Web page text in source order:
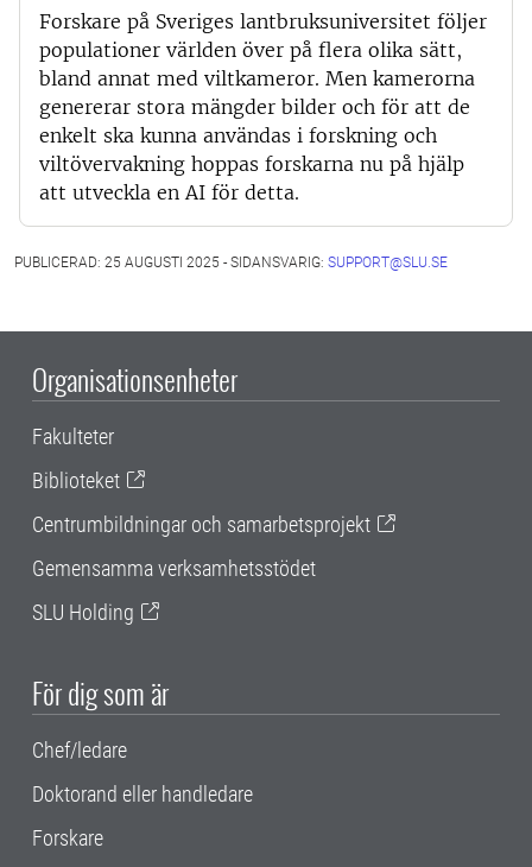
Forskare på Sveriges lantbruksuniversitet följer
populationer världen över på flera olika sätt,
bland annat med viltkameror. Men kamerorna
genererar stora mängder bilder och för att de
enkelt ska kunna användas i forskning och
viltövervakning hoppas forskarna nu på hjälp
att utveckla en AI för detta.
PUBLICERAD: 25 AUGUSTI 2025 - SIDANSVARIG: SUPPORT@SLU.SE
Organisationsenheter
Fakulteter
Biblioteket
Centrumbildningar och samarbetsprojekt
Gemensamma verksamhetsstödet
SLU Holding
För dig som är
Chef/ledare
Doktorand eller handledare
Forskare